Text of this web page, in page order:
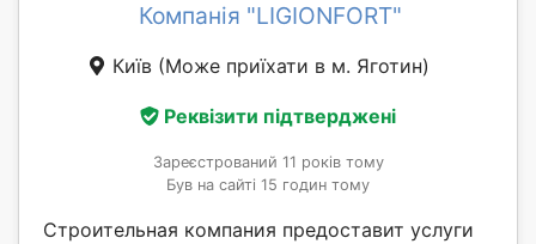
Компанія "LIGIONFORT"
Київ (Може приїхати в м. Яготин)
Реквізити підтверджені
Зареєстрований 11 років тому
Був на сайті 15 годин тому
Строительная компания предоставит услуги